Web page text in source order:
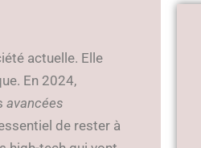
actuelle. Elle
En 2024,
avancées
de rester à